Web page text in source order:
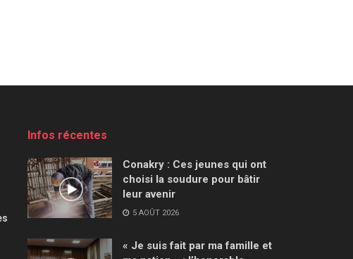
Infos récentes
Conakry : Ces jeunes qui ont
choisi la soudure pour bâtir
leur avenir
5 AOÛT 2026
« Je suis fait par ma famille et